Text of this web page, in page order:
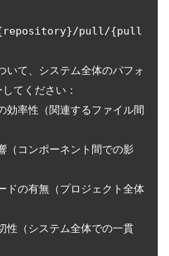
pull/{pull
てください：